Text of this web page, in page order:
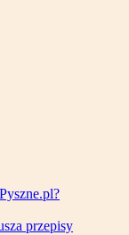
przepisy